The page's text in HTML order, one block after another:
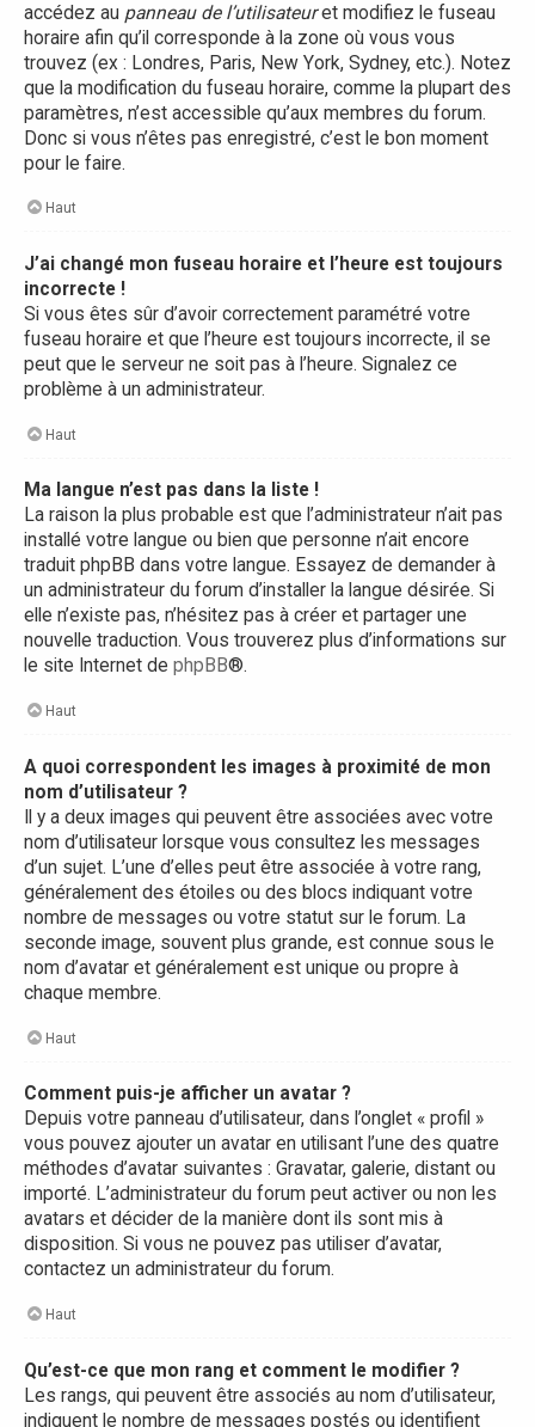
accédez au panneau de l’utilisateuret modifiez le fuseau
horaire afin qu’il corresponde à la zone où vous vous
trouvez (ex : Londres, Paris, New York, Sydney, etc.). Notez
que la modification du fuseau horaire, comme la plupart des
paramètres, n’est accessible qu’aux membres du forum.
Donc si vous n’êtes pas enregistré, c’est le bon moment
pour le faire.
Haut
J’ai changé mon fuseau horaire et l’heure est toujours
incorrecte !
Si vous êtes sûr d’avoir correctement paramétré votre
fuseau horaire et que l’heure est toujours incorrecte, il se
peut que le serveur ne soit pas à l’heure. Signalez ce
problème à un administrateur.
Haut
Ma langue n’est pas dans la liste !
La raison la plus probable est que l’administrateur n’ait pas
installé votre langue ou bien que personne n’ait encore
traduit phpBB dans votre langue. Essayez de demander à
un administrateur du forum d’installer la langue désirée. Si
elle n’existe pas, n’hésitez pas à créer et partager une
nouvelle traduction. Vous trouverez plus d’informations sur
le site Internet de phpBB®.
Haut
A quoi correspondent les images à proximité de mon
nom d’utilisateur ?
Il y a deux images qui peuvent être associées avec votre
nom d’utilisateur lorsque vous consultez les messages
d’un sujet. L’une d’elles peut être associée à votre rang,
généralement des étoiles ou des blocs indiquant votre
nombre de messages ou votre statut sur le forum. La
seconde image, souvent plus grande, est connue sous le
nom d’avatar et généralement est unique ou propre à
chaque membre.
Haut
Comment puis-je afficher un avatar ?
Depuis votre panneau d’utilisateur, dans l’onglet « profil »
vous pouvez ajouter un avatar en utilisant l’une des quatre
méthodes d’avatar suivantes : Gravatar, galerie, distant ou
importé. L’administrateur du forum peut activer ou non les
avatars et décider de la manière dont ils sont mis à
disposition. Si vous ne pouvez pas utiliser d’avatar,
contactez un administrateur du forum.
Haut
Qu’est-ce que mon rang et comment le modifier ?
Les rangs, qui peuvent être associés au nom d’utilisateur,
indiquent le nombre de messages postés ou identifient